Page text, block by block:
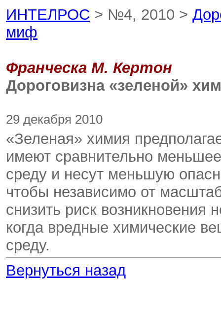
ИНТЕЛРОС > №4, 2010 >
миф
Франческа М. Кертон
Дороговизна «зеленой»
29 декабря 2010
«Зеленая» химия
имеют сравнительно
среду и несут меньшую
чтобы независимо от
снизить риск возникновения
когда вредные химические
среду.
Вернуться назад